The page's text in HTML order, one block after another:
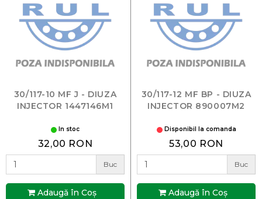
30/117-10 MF J - DIUZA
INJECTOR 1447146M1
In stoc
32,00 RON
Buc
Adaugă în Coş
30/117-12 MF BP - DIUZA
INJECTOR 890007M2
Disponibil la comanda
53,00 RON
Buc
Adaugă în Coş